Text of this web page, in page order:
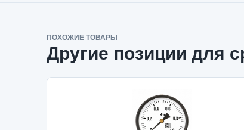
ПОХОЖИЕ ТОВАРЫ
Другие позиции для